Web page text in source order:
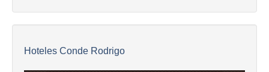
Hoteles Conde Rodrigo